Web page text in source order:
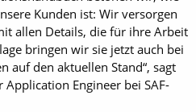
Kunden ist: Wir versorgen
allen Details, die für ihre Arbeit
bringen wir sie jetzt auch bei
auf den aktuellen Stand“, sagt
Application Engineer bei SAF-